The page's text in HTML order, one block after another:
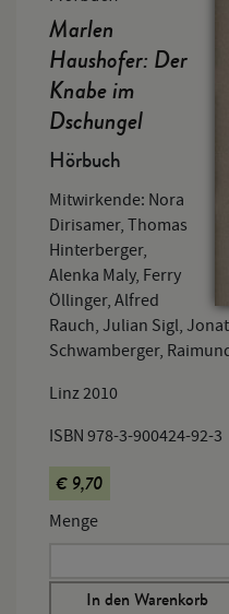
Marlen
Haushofer: Der
Knabe im
Dschungel
Hörbuch
Mitwirkende: Nora
Dirisamer, Thomas
Hinterberger,
Alenka Maly, Ferry
Öllinger, Alfred
Rauch, Julian Sigl,
Schwamberger,
Linz 2010
ISBN 978-3-900424-92-3
€ 9,70
Menge
In den Warenkorb